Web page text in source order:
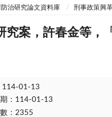
治研究論文資料庫 刑事政策興
究案，許春金等，
114-01-13
：114-01-13
：2355